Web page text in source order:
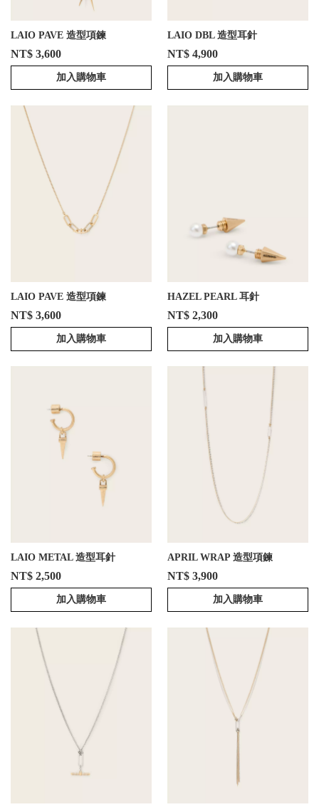
LAIO PAVE 造型項鍊
NT$ 3,600
加入購物車
LAIO DBL 造型耳針
NT$ 4,900
加入購物車
LAIO PAVE 造型項鍊
NT$ 3,600
加入購物車
HAZEL PEARL 耳針
NT$ 2,300
加入購物車
LAIO METAL 造型耳針
NT$ 2,500
加入購物車
APRIL WRAP 造型項鍊
NT$ 3,900
加入購物車